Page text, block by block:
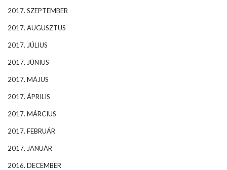
2017. SZEPTEMBER
2017. AUGUSZTUS
2017. JÚLIUS
2017. JÚNIUS
2017. MÁJUS
2017. ÁPRILIS
2017. MÁRCIUS
2017. FEBRUÁR
2017. JANUÁR
2016. DECEMBER